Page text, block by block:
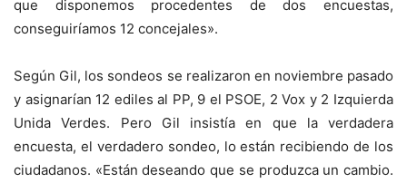
que disponemos procedentes de dos encuestas,
conseguiríamos 12 concejales».
Según Gil, los sondeos se realizaron en noviembre pasado
y asignarían 12 ediles al PP, 9 el PSOE, 2 Vox y 2 Izquierda
Unida Verdes. Pero Gil insistía en que la verdadera
encuesta, el verdadero sondeo, lo están recibiendo de los
ciudadanos. «Están deseando que se produzca un cambio.